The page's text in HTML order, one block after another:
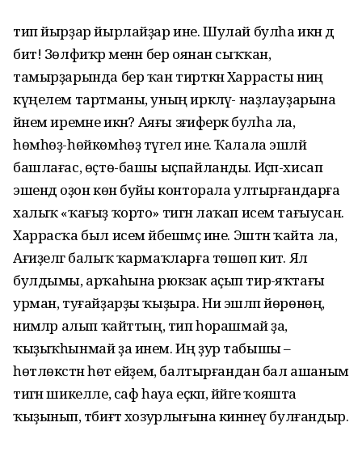
тип йырҙар йырлайҙар ине. Шулай булһа икән дә
бит! Зөлфиҡәр менән бер оянан сыҡҡан,
тамырҙарында бер ҡан тирткән Харрасты ниңә
күңелем тартманы, уның иркәләү- наҙлауҙарына
йәнем иремәне икән? Аяғы зәғиферәк булһа ла,
һөмһөҙ-һөйкөмһөҙ түгел ине. Ҡалала эшләй
башлағас, өҫтө-башы ыҫпайланды. Иҫәп-хисап
эшендә оҙон көн буйы конторала ултырғандарға
халыҡ «ҡағыҙ ҡорто» тигән лаҡап исем тағыусан.
Харрасҡа был исем йәбешмәҫ ине. Эштән ҡайта ла,
Ағиҙелгә балыҡ ҡармаҡларға төшөп китә. Ял
булдымы, арҡаһына рюкзак аҫып тирә-яҡтағы
урман, туғайҙарҙы ҡыҙыра. Ни эшләп йөрөнөң,
нимәләр алып ҡайттың, тип һорашмай ҙа,
ҡыҙыҡһынмай ҙа инем. Иң ҙур табышы –
һөтлөкәстән һөт ейҙем, балтырғандан бал ашаным
тигән шикелле, саф һауа еҫкәп, йәйге ҡояшта
ҡыҙынып, тәбиғәт хозурлығына кинәнеү булғандыр.